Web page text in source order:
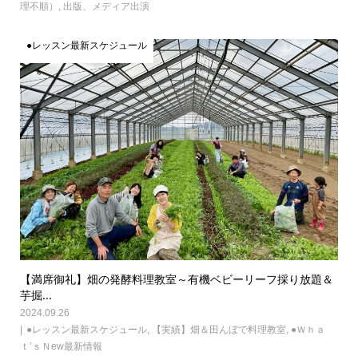
理不順） , 出版、メディア出演
●レッスン最新スケジュール
【満席御礼】畑の発酵料理教室～有機ベビーリーフ採り放題＆
芋掘...
2024.09.26
●レッスン最新スケジュール, 【実績】畑＆田んぼで料理教室, ●Ｗｈａ
ｔ’ｓＮew最新情報